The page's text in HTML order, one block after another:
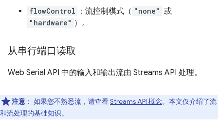
flowControl ：流控制模式（ "none" 或
"hardware" ）。
从串行端口读取
Web Serial API 中的输入和输出流由 Streams API 处理。
注意 ： 如果您不熟悉流，请查看Streams API 概念。本文仅介绍了流
和流处理的基础知识。